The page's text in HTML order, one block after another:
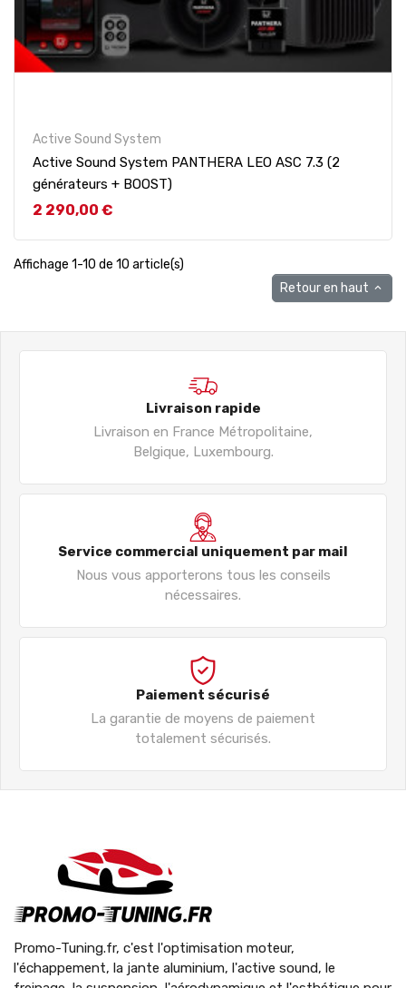
Active Sound System
Active Sound System PANTHERA LEO ASC 7.3 (2
générateurs + BOOST)
Prix
2 290,00 €
Affichage 1-10 de 10 article(s)
Retour en haut 
Livraison rapide
Livraison en France Métropolitaine,
Belgique, Luxembourg.
Service commercial uniquement par mail
Nous vous apporterons tous les conseils
nécessaires.
Paiement sécurisé
La garantie de moyens de paiement
totalement sécurisés.
Promo-Tuning.fr, c'est l'optimisation moteur,
l'échappement, la jante aluminium, l'active sound, le